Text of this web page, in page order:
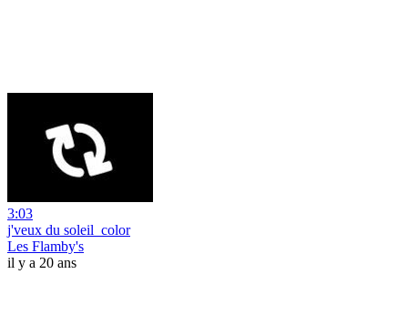
3:03
j'veux du soleil_color
Les Flamby's
il y a 20 ans